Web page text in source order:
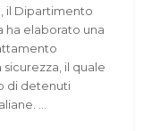
il Dipartimento
ha elaborato una
il quale
di detenuti
…